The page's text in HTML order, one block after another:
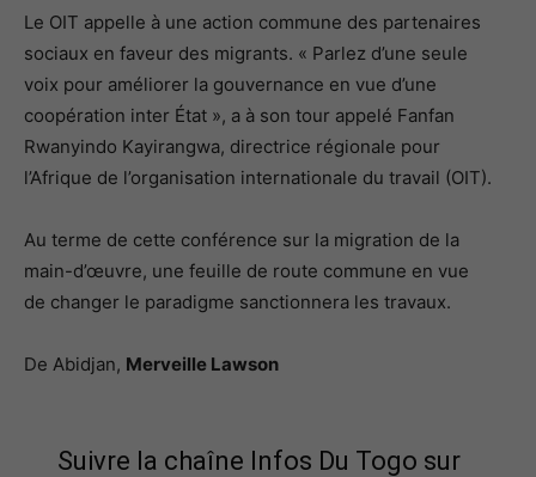
Le OIT appelle à une action commune des partenaires
sociaux en faveur des migrants. « Parlez d’une seule
voix pour améliorer la gouvernance en vue d’une
coopération inter État », a à son tour appelé Fanfan
Rwanyindo Kayirangwa, directrice régionale pour
l’Afrique de l’organisation internationale du travail (OIT).
Au terme de cette conférence sur la migration de la
main-d’œuvre, une feuille de route commune en vue
de changer le paradigme sanctionnera les travaux.
De Abidjan, Merveille Lawson
Suivre la chaîne Infos Du Togo sur